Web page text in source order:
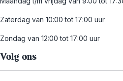
Zaterdag van 10:00 tot 17:00 uur
Zondag van 12:00 tot 17:00 uur
Volg ons